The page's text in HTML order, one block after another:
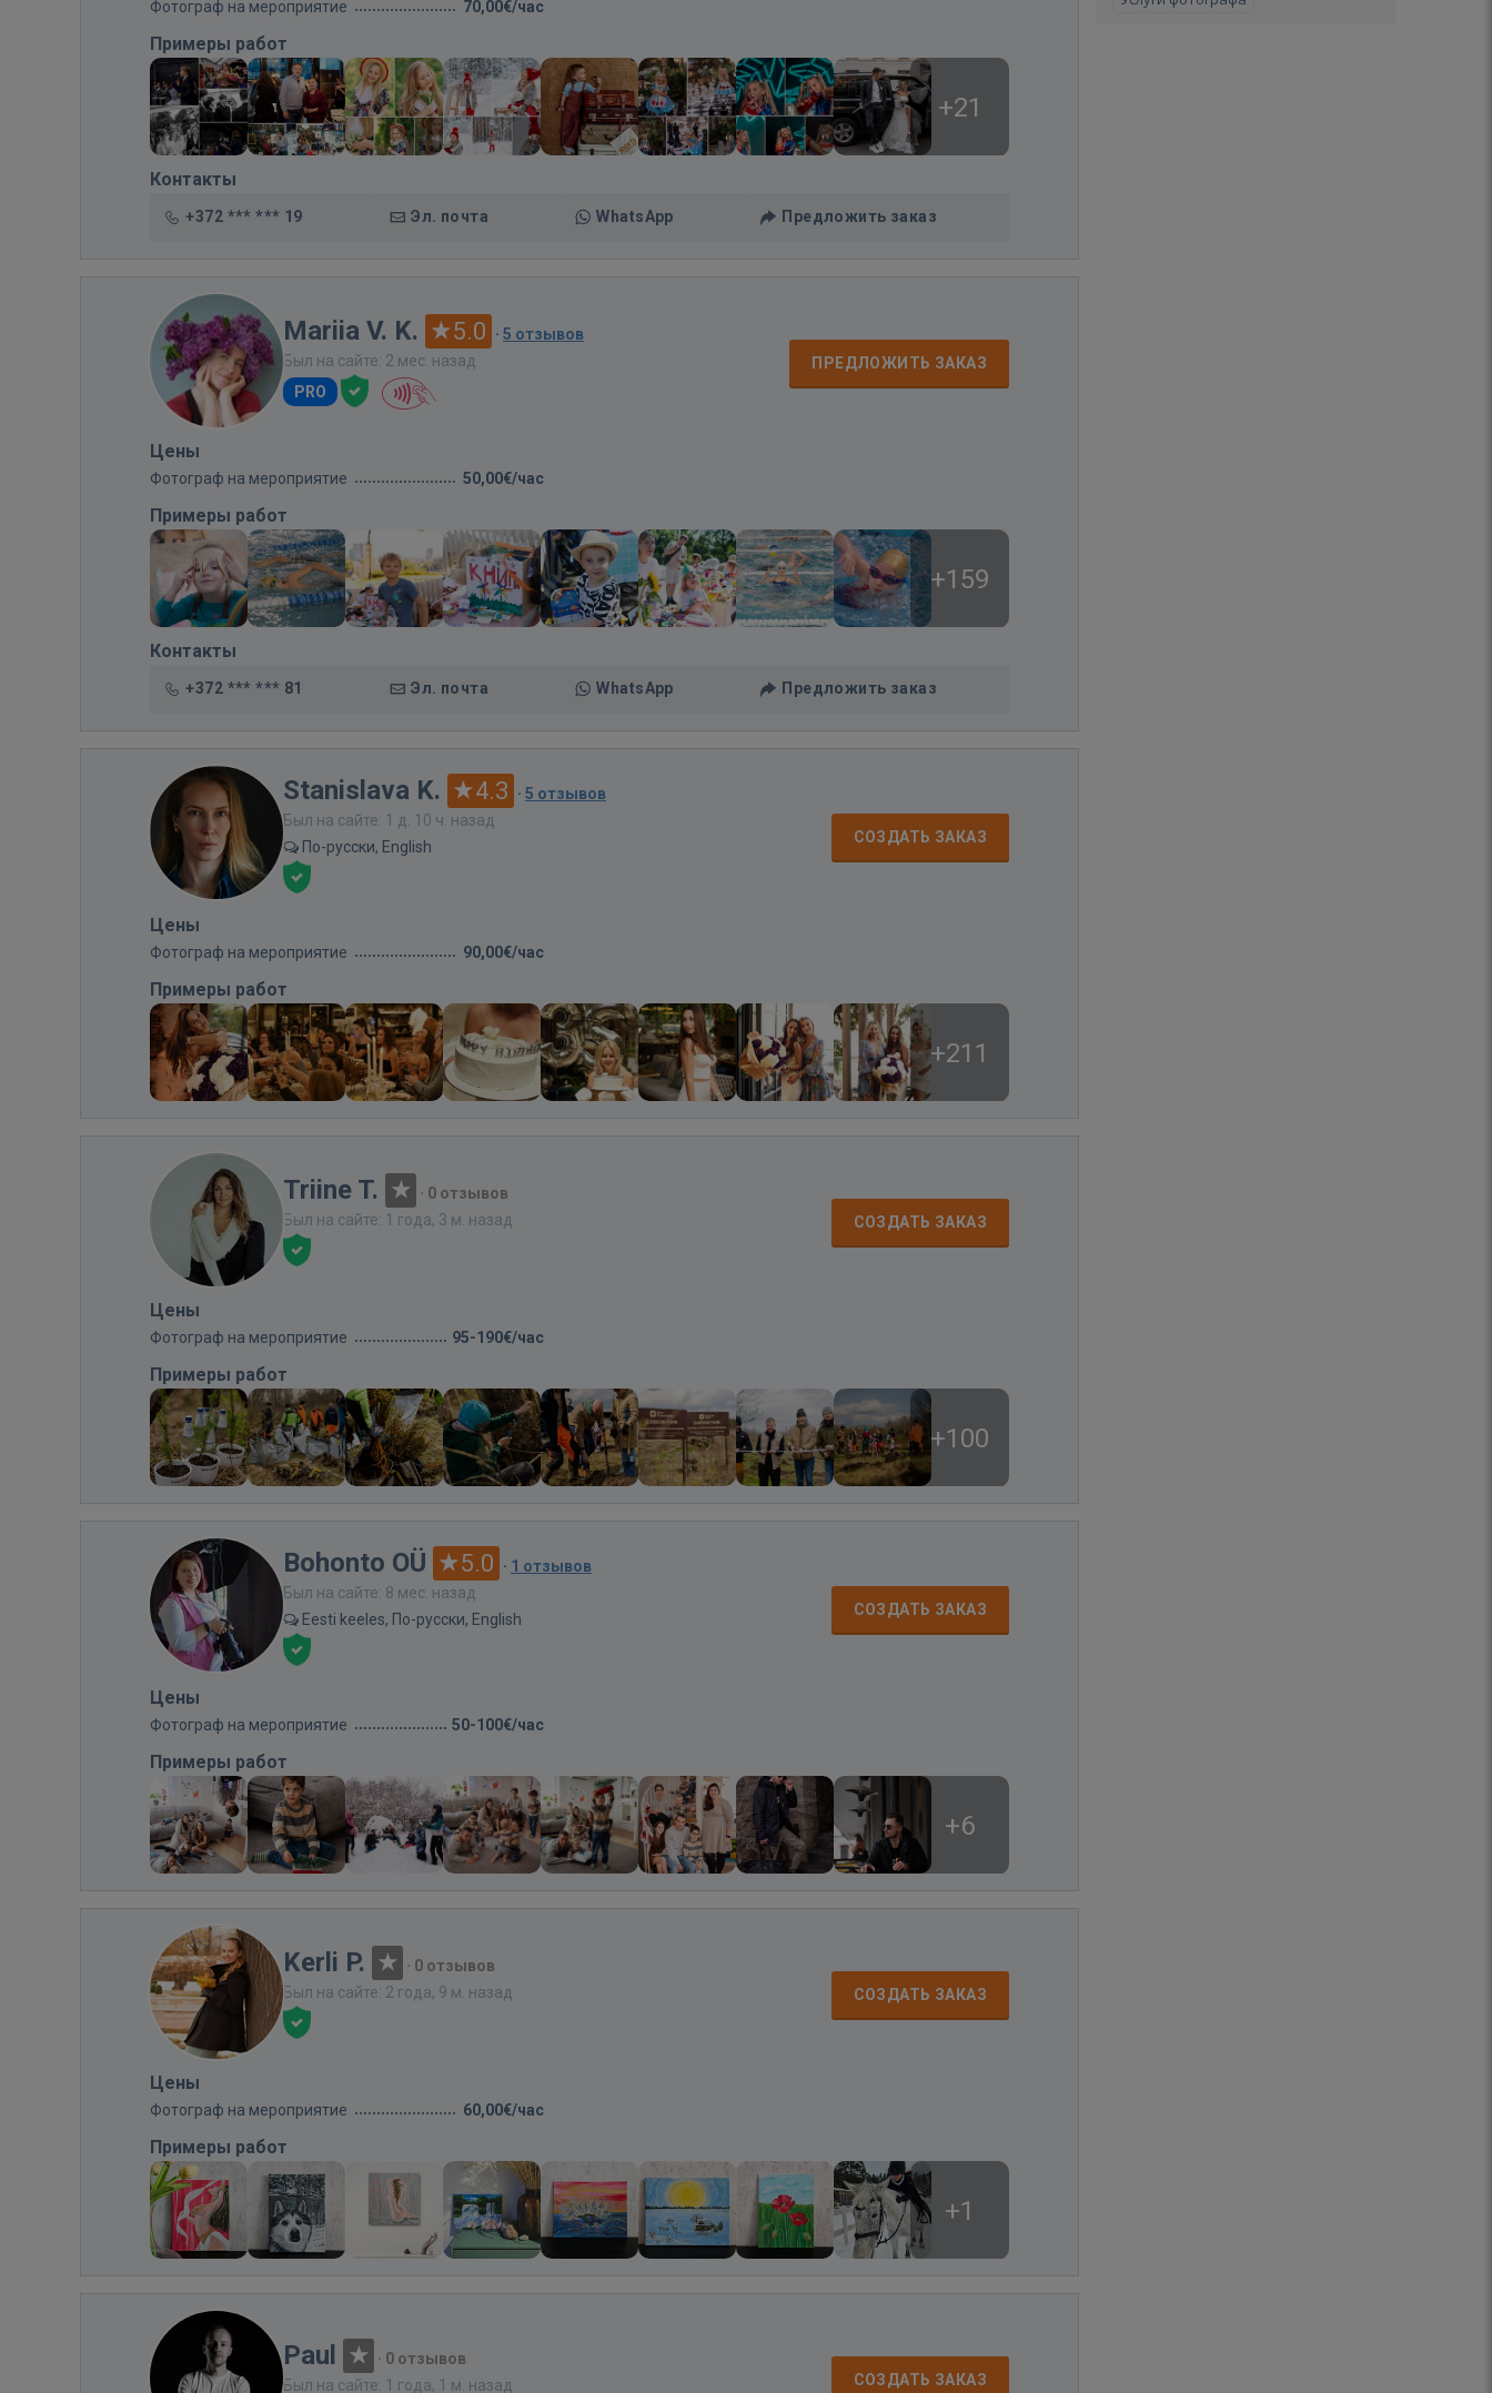
Фотограф на мероприятие 70,00€/час
Примеры работ
+21
Контакты
+372 *** *** 19 Эл. почта WhatsApp Предложить заказ
Mariia V. K. 5.0 · 5 отзывов
Был на сайте: 2 мес. назад
PRO
ПРЕДЛОЖИТЬ ЗАКАЗ
Цены
Фотограф на мероприятие 50,00€/час
Примеры работ
+159
Контакты
+372 *** *** 81 Эл. почта WhatsApp Предложить заказ
Stanislava K. 4.3 · 5 отзывов
Был на сайте: 1 д. 10 ч. назад
По-русски, English
СОЗДАТЬ ЗАКАЗ
Цены
Фотограф на мероприятие 90,00€/час
Примеры работ
+211
Triine T. · 0 отзывов
Был на сайте: 1 года, 3 м. назад
СОЗДАТЬ ЗАКАЗ
Цены
Фотограф на мероприятие 95-190€/час
Примеры работ
+100
Bohonto OÜ 5.0 · 1 отзывов
Был на сайте: 8 мес. назад
Eesti keeles, По-русски, English
СОЗДАТЬ ЗАКАЗ
Цены
Фотограф на мероприятие 50-100€/час
Примеры работ
+6
Kerli P. · 0 отзывов
Был на сайте: 2 года, 9 м. назад
СОЗДАТЬ ЗАКАЗ
Цены
Фотограф на мероприятие 60,00€/час
Примеры работ
+1
Paul · 0 отзывов
Был на сайте: 1 года, 1 м. назад
СОЗДАТЬ ЗАКАЗ